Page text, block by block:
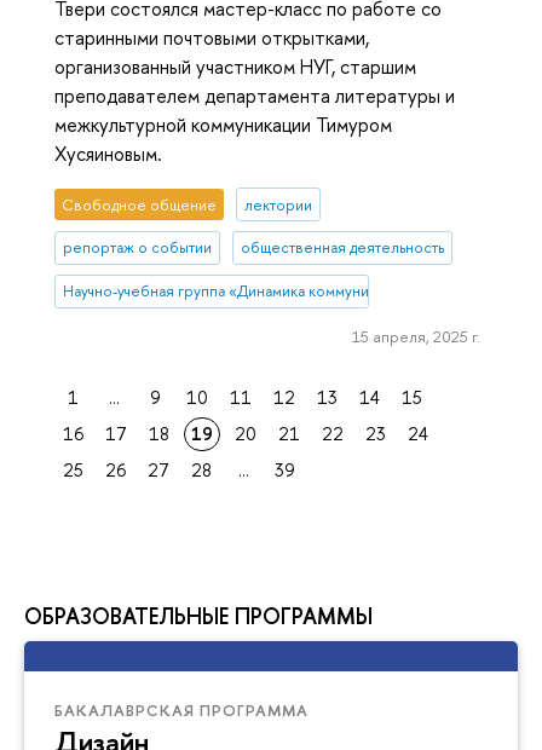
ОБРАЗОВАТЕЛЬНЫЕ ПРОГРАММЫ
БАКАЛАВРСКАЯ ПРОГРАММА
Дизайн
Твери состоялся мастер-класс по работе со
старинными почтовыми открытками,
организованный участником НУГ, старшим
преподавателем департамента литературы и
межкультурной коммуникации Тимуром
Хусяиновым.
Свободное общение лектории
репортаж о событии общественная деятельность
Научно-учебная группа «Динамика коммуникативных практик в
15 апреля, 2025 г.
1 ... 9 10 11 12 13 14
15
16
17 18 19 20 21 22 23
24
25
26 27 28 ... 39